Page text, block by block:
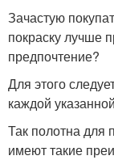
Зачастую
покраску лучше
предпочтение?
Для этого
каждой
Так полотна для
имеют такие